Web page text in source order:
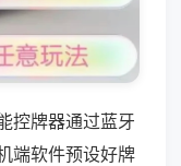
控牌器通过蓝牙
端软件预设好牌